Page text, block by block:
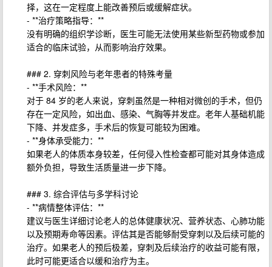
择，这在一定程度上能改善预后或缓解症状。
- **治疗策略指导：**
没有明确的组织学诊断，医生可能无法使用某些新型药物或参加
适合的临床试验，从而影响治疗效果。
### 2. 穿刺风险与老年患者的特殊考量
- **手术风险：**
对于 84 岁的老人来说，穿刺虽然是一种相对微创的手术，但仍
存在一定风险，如出血、感染、气胸等并发症。老年人基础机能
下降、并发症多，手术后的恢复可能较为困难。
- **身体承受能力：**
如果老人的体质本身较差，任何侵入性检查都可能对其身体造成
额外负担，导致生活质量进一步下降。
### 3. 综合评估与多学科讨论
- **病情整体评估：**
建议与医生详细讨论老人的总体健康状况、营养状态、心肺功能
以及预期寿命等因素。评估其是否能够耐受穿刺以及后续可能的
治疗。如果老人的预后极差，穿刺及后续治疗的收益可能有限，
此时可能更适合以缓和治疗为主。